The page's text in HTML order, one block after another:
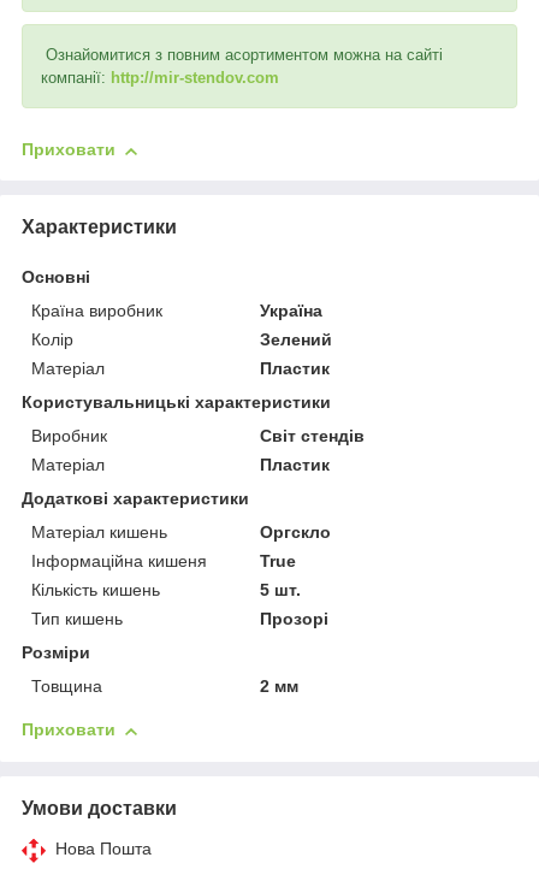
Ознайомитися з повним асортиментом можна на сайті
компанії: http://mir-stendov.com
Приховати
Характеристики
Основні
Країна виробник
Україна
Колір
Зелений
Матеріал
Пластик
Користувальницькі характеристики
Виробник
Світ стендів
Матеріал
Пластик
Додаткові характеристики
Матеріал кишень
Оргскло
Інформаційна кишеня
True
Кількість кишень
5 шт.
Тип кишень
Прозорі
Розміри
Товщина
2 мм
Приховати
Умови доставки
Нова Пошта